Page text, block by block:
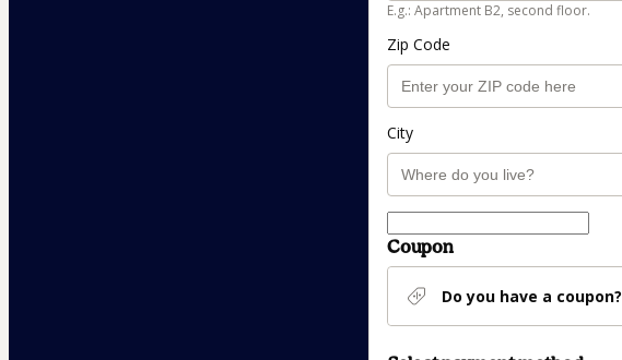
E.g.: Apartment B2, second floor.
Zip Code
City
Coupon
Do you have a coupon?